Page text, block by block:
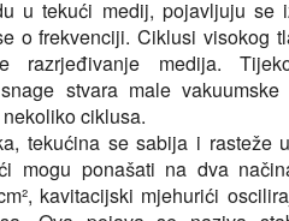
u tekući medij, pojavljuju se
o frekvenciji. Ciklusi visokog
razrjeđivanje medija.
stvara male
ciklusa.
tekućina se sabija i rasteže
mogu ponašati na dva
kavitacijski mjehurići